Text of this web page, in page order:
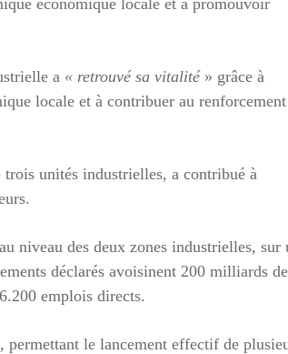
a « retrouvé sa vitalité» grâce à
locale et à contribuer au
trois unités industrielles, a contribué à
niveau des deux zones industrielles, sur
déclarés avoisinent 200 milliards de
emplois directs.
le lancement effectif de